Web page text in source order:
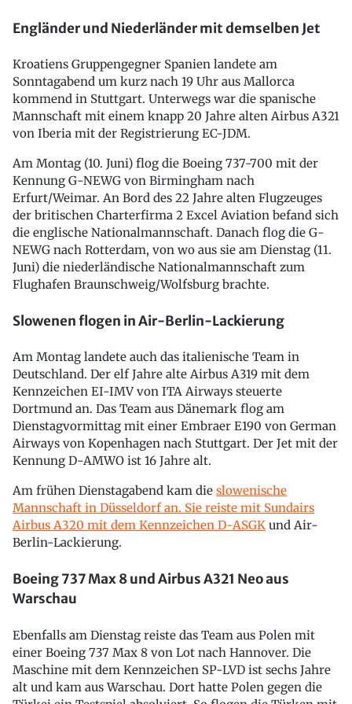
Engländer und Niederländer mit demselben Jet
Kroatiens Gruppengegner Spanien landete am
Sonntagabend um kurz nach 19 Uhr aus Mallorca
kommend in Stuttgart. Unterwegs war die spanische
Mannschaft mit einem knapp 20 Jahre alten Airbus A321
von Iberia mit der Registrierung EC-JDM.
Am Montag (10. Juni) flog die Boeing 737-700 mit der
Kennung G-NEWG von Birmingham nach
Erfurt/Weimar. An Bord des 22 Jahre alten Flugzeuges
der britischen Charterfirma 2 Excel Aviation befand sich
die englische Nationalmannschaft. Danach flog die G-
NEWG nach Rotterdam, von wo aus sie am Dienstag (11.
Juni) die niederländische Nationalmannschaft zum
Flughafen Braunschweig/Wolfsburg brachte.
Slowenen flogen in Air-Berlin-Lackierung
Am Montag landete auch das italienische Team in
Deutschland. Der elf Jahre alte Airbus A319 mit dem
Kennzeichen EI-IMV von ITA Airways steuerte
Dortmund an. Das Team aus Dänemark flog am
Dienstagvormittag mit einer Embraer E190 von German
Airways von Kopenhagen nach Stuttgart. Der Jet mit der
Kennung D-AMWO ist 16 Jahre alt.
Am frühen Dienstagabend kam die slowenische
Mannschaft in Düsseldorf an. Sie reiste mit Sundairs
Airbus A320 mit dem Kennzeichen D-ASGK und Air-
Berlin-Lackierung.
Boeing 737 Max 8 und Airbus A321 Neo aus
Warschau
Ebenfalls am Dienstag reiste das Team aus Polen mit
einer Boeing 737 Max 8 von Lot nach Hannover. Die
Maschine mit dem Kennzeichen SP-LVD ist sechs Jahre
alt und kam aus Warschau. Dort hatte Polen gegen die